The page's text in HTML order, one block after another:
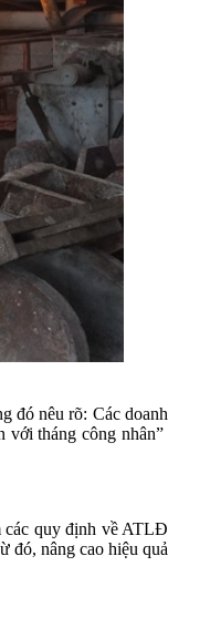
đó nêu rõ: Các doanh
với tháng công nhân”
các quy định về ATLĐ
đó, nâng cao hiệu quả